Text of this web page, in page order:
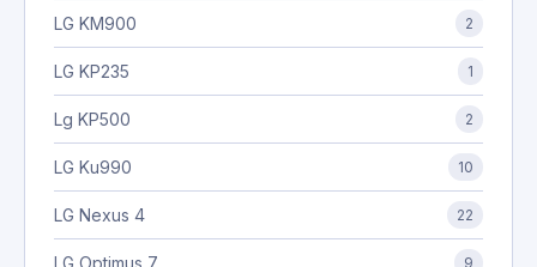
LG KM900 2
LG KP235 1
Lg KP500 2
LG Ku990 10
LG Nexus 4 22
LG Optimus 7 9